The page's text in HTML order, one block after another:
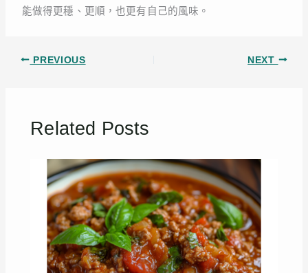
能做得更穩、更順，也更有自己的風味。
PREVIOUS NEXT
Related Posts